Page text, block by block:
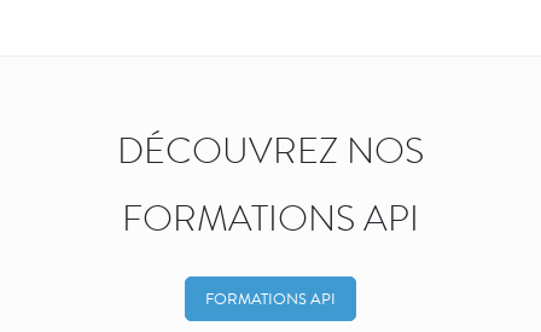
DÉCOUVREZ NOS
FORMATIONS API
FORMATIONS API